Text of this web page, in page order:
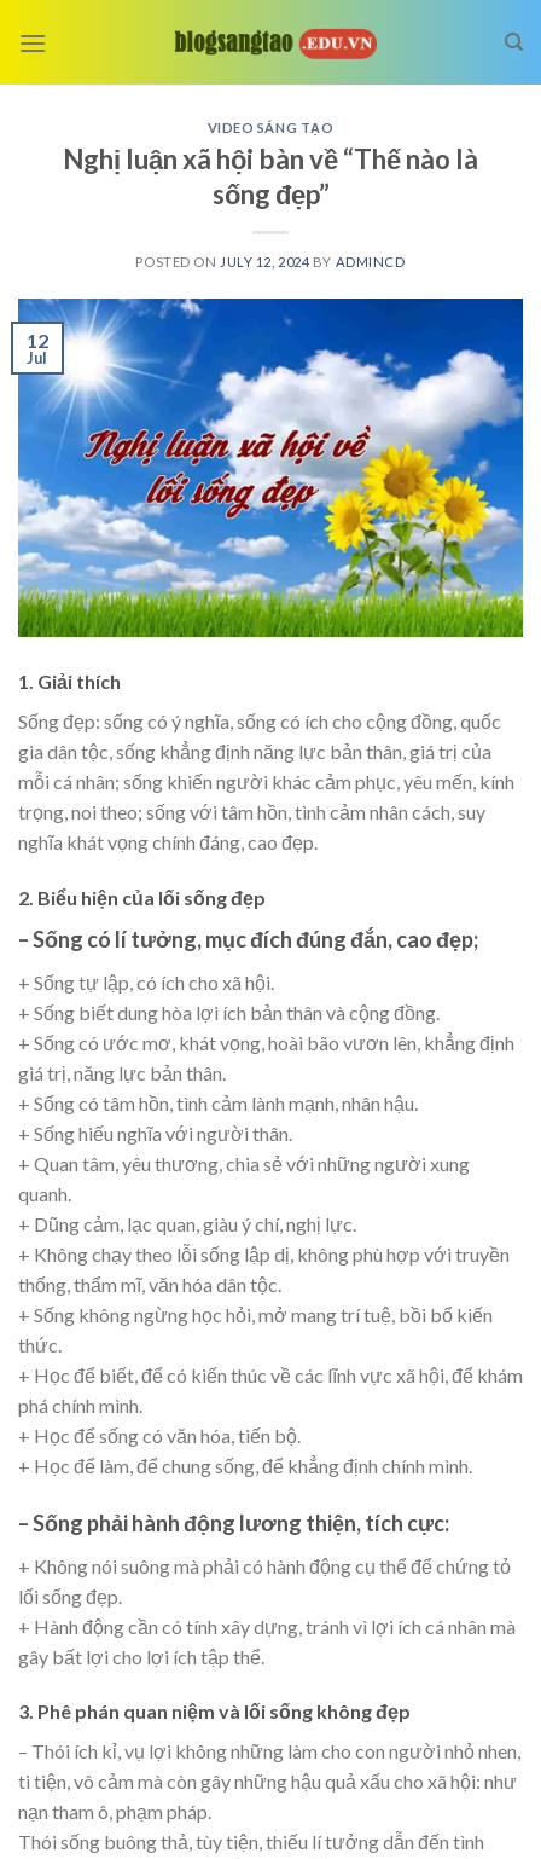
VIDEO SÁNG TẠO
Nghị luận xã hội bàn về “Thế nào là
sống đẹp”
POSTED ON JULY 12, 2024 BY ADMINCD
12
Jul
1. Giải thích
Sống đẹp: sống có ý nghĩa, sống có ích cho cộng đồng, quốc
gia dân tộc, sống khẳng định năng lực bản thân, giá trị của
mỗi cá nhân; sống khiến người khác cảm phục, yêu mến, kính
trọng, noi theo; sống với tâm hồn, tình cảm nhân cách, suy
nghĩa khát vọng chính đáng, cao đẹp.
2. Biểu hiện của lối sống đẹp
– Sống có lí tưởng, mục đích đúng đắn, cao đẹp;
+ Sống tự lập, có ích cho xã hội.
+ Sống biết dung hòa lợi ích bản thân và cộng đồng.
+ Sống có ước mơ, khát vọng, hoài bão vươn lên, khẳng định
giá trị, năng lực bản thân.
+ Sống có tâm hồn, tình cảm lành mạnh, nhân hậu.
+ Sống hiếu nghĩa với người thân.
+ Quan tâm, yêu thương, chia sẻ với những người xung
quanh.
+ Dũng cảm, lạc quan, giàu ý chí, nghị lực.
+ Không chạy theo lỗi sống lập dị, không phù hợp với truyền
thống, thẩm mĩ, văn hóa dân tộc.
+ Sống không ngừng học hỏi, mở mang trí tuệ, bồi bổ kiến
thức.
+ Học để biết, để có kiến thúc về các lĩnh vực xã hội, để khám
phá chính mình.
+ Học để sống có văn hóa, tiến bộ.
+ Học để làm, để chung sống, để khẳng định chính mình.
– Sống phải hành động lương thiện, tích cực:
+ Không nói suông mà phải có hành động cụ thể để chứng tỏ
lối sống đẹp.
+ Hành động cần có tính xây dựng, tránh vì lợi ích cá nhân mà
gây bất lợi cho lợi ích tập thể.
3. Phê phán quan niệm và lối sống không đẹp
– Thói ích kỉ, vụ lợi không những làm cho con người nhỏ nhen,
ti tiện, vô cảm mà còn gây những hậu quả xấu cho xã hội: như
nạn tham ô, phạm pháp.
Thói sống buông thả, tùy tiện, thiếu lí tưởng dẫn đến tình